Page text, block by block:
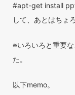
#apt-get install
して、あとはちょ
※いろいろと重要
た。
以下memo。